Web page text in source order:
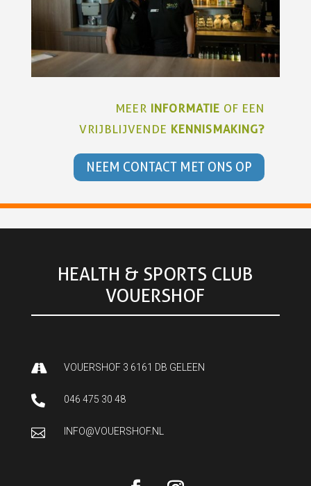
MEER INFORMATIE OF EEN
VRIJBLIJVENDE KENNISMAKING?
NEEM CONTACT MET ONS OP
HEALTH & SPORTS CLUB
VOUERSHOF
 VOUERSHOF 3 6161 DB GELEEN
 046 475 30 48
 INFO@VOUERSHOF.NL